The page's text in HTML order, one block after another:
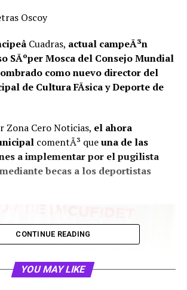
Oscoy
Cuadras, actual campeÃ³n
SÃºper Mosca del Consejo Mundial
como nuevo director del
de Cultura FÃ­sica y Deporte de
Zona Cero Noticias, el ahora
comentÃ³ queuna de las
a implementar por el pugilista
becas a los deportistas
CONTINUE READING
YOU MAY LIKE